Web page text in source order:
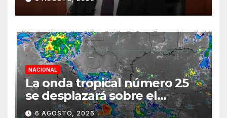
semestre mediante el
diálogo
NACIONAL
La onda tropical número 25
se desplazará sobre el
sureste mexicano
6 AGOSTO, 2026